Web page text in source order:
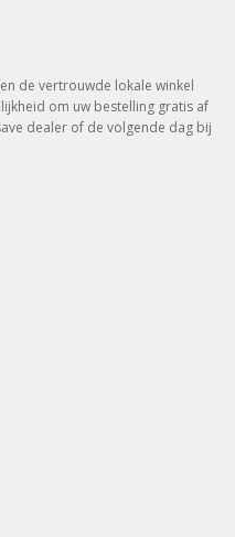
de vertrouwde lokale winkel
om uw bestelling gratis af
dealer of de volgende dag bij